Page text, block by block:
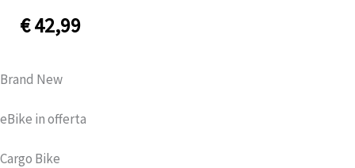
€42,99
Brand New
eBike in offerta
Cargo Bike